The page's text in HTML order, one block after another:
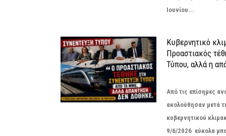
Ιουνίου...
Κυβερνητικό
Προαστιακός
Τύπου, αλλά η
Από τις επίσημες
ακολούθησαν μετά
κυβερνητικού
9/6/2026 εύκολα